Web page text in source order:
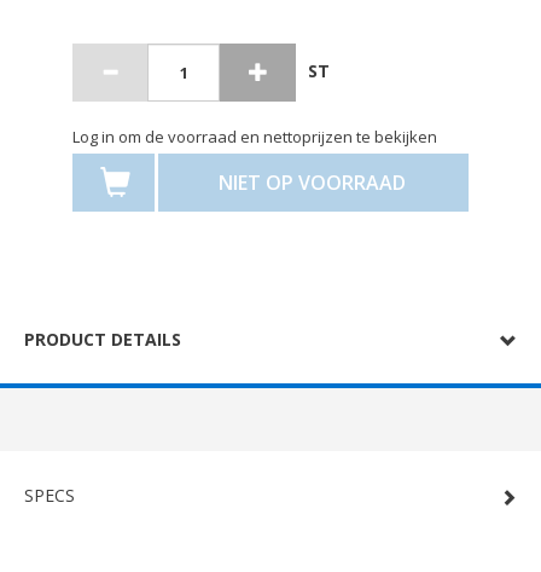
ST
Log in om de voorraad en nettoprijzen te bekijken
NIET OP VOORRAAD
PRODUCT DETAILS
SPECS